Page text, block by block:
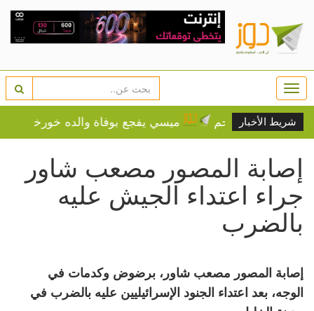
شريط الأخبار
بيت لحم ميسي يفجع بوفاة والده خورخي عن 68 عاماً
إصابة المصور مصعب شاور
جراء اعتداء الجيش عليه
بالضرب
إصابة المصور مصعب شاور، برضوض وكدمات في
الوجه، بعد اعتداء الجنود الإسرائيليين عليه بالضرب في